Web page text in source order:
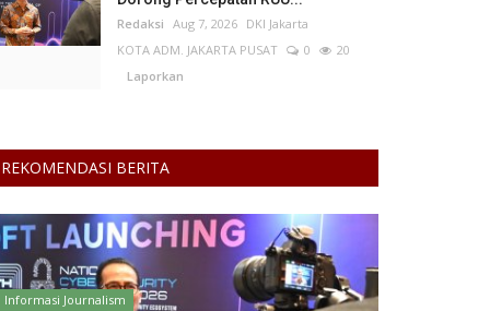
Redaksi Aug 7, 2026 DKI Jakarta
KOTA ADM. JAKARTA PUSAT
0
20
Laporkan
REKOMENDASI BERITA
Informasi Journalism